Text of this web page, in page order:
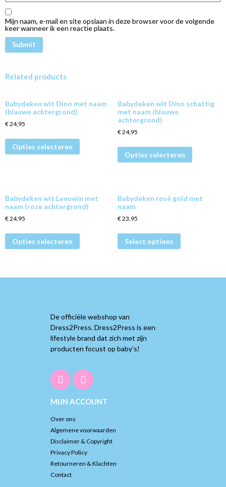
Mijn naam, e-mail en site opslaan in deze browser voor de volgende
keer wanneer ik een reactie plaats.
Related products
Babydeken wit Dino met naam
(blauwe achtergrond)
€24,95
Opties selecteren
Babydeken wit Dino schattig
met naam (blauwe
achtergrond)
€24,95
Opties selecteren
Babydeken wit Leeuwin met
naam (roze achtergrond)
€24,95
Opties selecteren
Babydeken rosé gold met
naam
€23,95
Select options
De officiële webshop van
Dress2Press. Dress2Press is een
lifestyle brand dat zich met zijn
producten focust op baby’s!
MIJN ACCOUNT
Over ons
Algemene voorwaarden
Disclaimer & Copyright
Privacy Policy
Retourneren & Klachten
Contact